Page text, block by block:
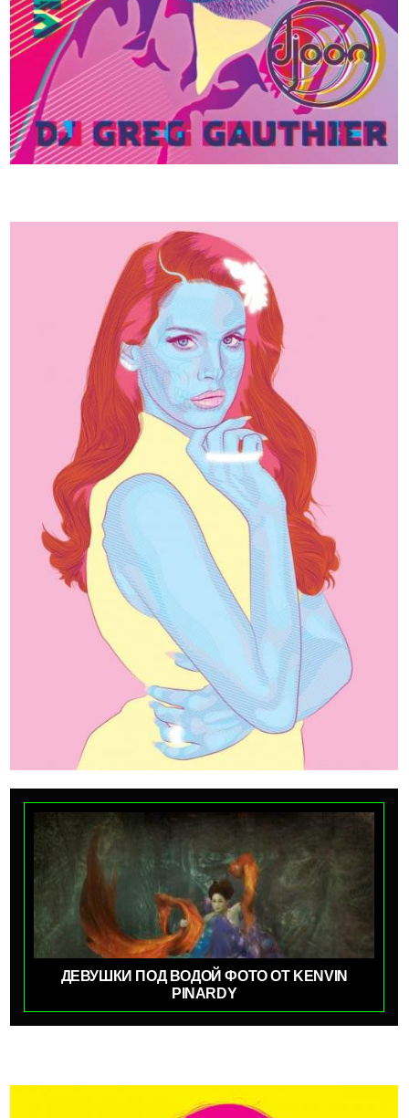
ДЕВУШКИ ПОД ВОДОЙ ФОТО ОТ KENVIN
PINARDY